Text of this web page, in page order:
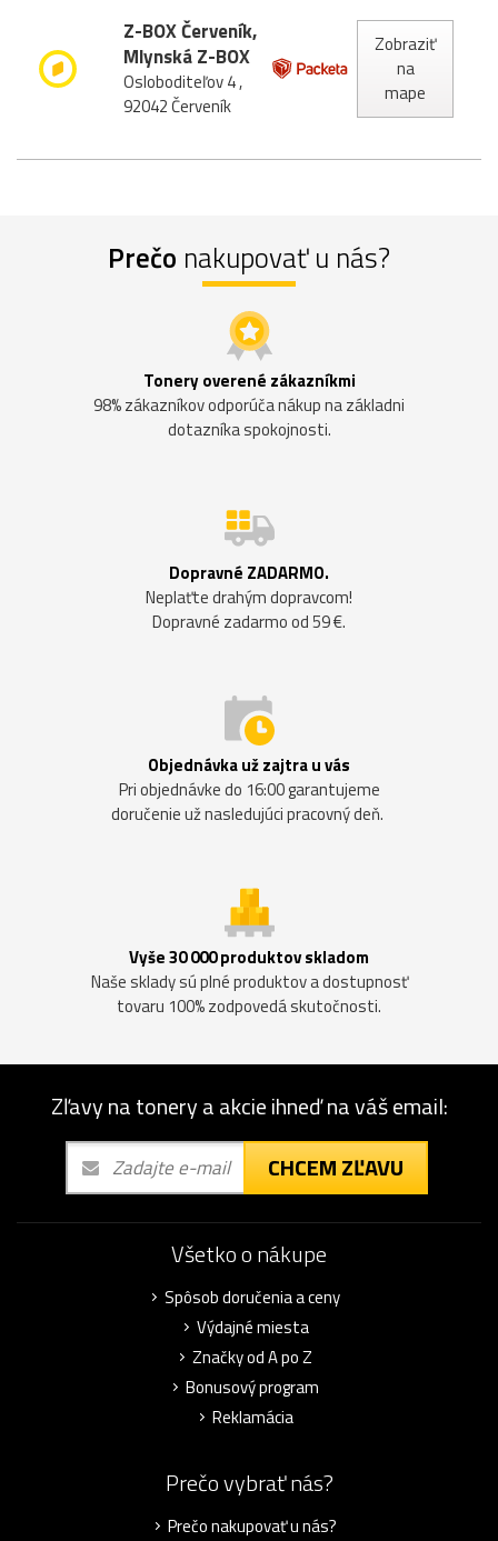
Z-BOX Červeník,
Mlynská Z-BOX
Osloboditeľov 4 ,
92042 Červeník
Zobraziť
na
mape
Prečo nakupovať u nás?
Tonery overené zákazníkmi
98% zákazníkov odporúča nákup na základni
dotazníka spokojnosti.
Dopravné ZADARMO.
Neplaťte drahým dopravcom!
Dopravné zadarmo od 59 €.
Objednávka už zajtra u vás
Pri objednávke do 16:00 garantujeme
doručenie už nasledujúci pracovný deň.
Vyše 30 000 produktov skladom
Naše sklady sú plné produktov a dostupnosť
tovaru 100% zodpovedá skutočnosti.
Zľavy na tonery a akcie ihneď na váš email:
CHCEM ZĽAVU
Všetko o nákupe
Spôsob doručenia a ceny
Výdajné miesta
Značky od A po Z
Bonusový program
Reklamácia
Prečo vybrať nás?
Prečo nakupovať u nás?